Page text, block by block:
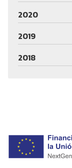
2020
2019
2018